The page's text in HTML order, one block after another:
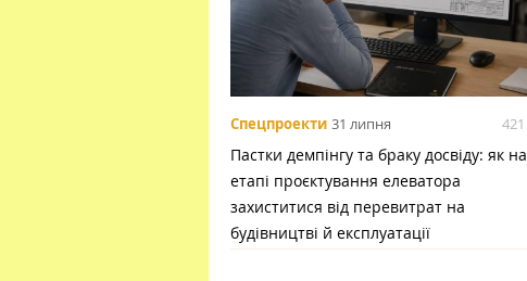
Спецпроекти 31 липня 421
Пастки демпінгу та браку досвіду: як на
етапі проєктування елеватора
захиститися від перевитрат на
будівництві й експлуатації